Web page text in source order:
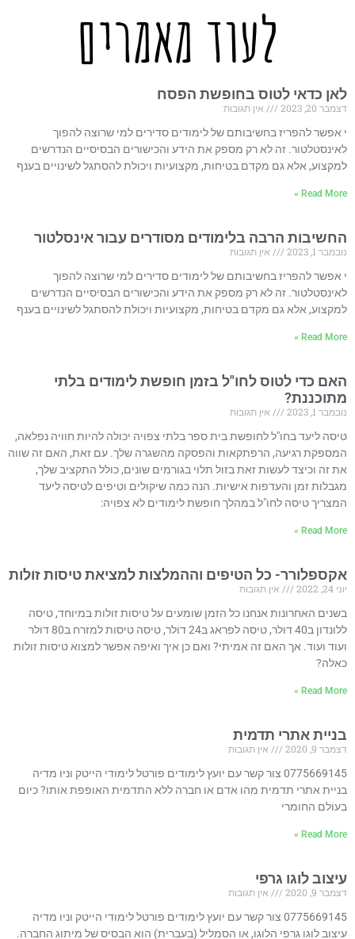
לעוד מאמרים
לאן כדאי לטוס בחופשת הפסח
דצמבר 20, 2023
אין תגובות
י אפשר להפריז בחשיבותם של לימודים סדירים למי שרוצה להפוך
לאינסטלטור. זה לא רק מספק את הידע והכישורים הבסיסיים הנדרשים
למקצוע, אלא גם מקדם בטיחות, מקצועיות ויכולת להסתגל לשינויים בענף
Read More »
החשיבות הרבה בלימודים מסודרים עבור אינסלטור
נובמבר 1, 2023
אין תגובות
י אפשר להפריז בחשיבותם של לימודים סדירים למי שרוצה להפוך
לאינסטלטור. זה לא רק מספק את הידע והכישורים הבסיסיים הנדרשים
למקצוע, אלא גם מקדם בטיחות, מקצועיות ויכולת להסתגל לשינויים בענף
Read More »
האם כדי לטוס לחו"ל בזמן חופשת לימודים בלתי
מתוכננת?
נובמבר 1, 2023
אין תגובות
טיסה ליעד בחו"ל לחופשת בית ספר בלתי צפויה יכולה להיות חוויה נפלאה,
המספקת רגיעה, הרפתקאות והפסקה מהשגרה שלך. עם זאת, האם זה שווה
את זה וכיצד לעשות זאת בזול תלוי בגורמים שונים, כולל התקציב שלך,
מגבלות זמן והעדפות אישיות. הנה כמה שיקולים וטיפים לטיסה ליעד
המצריך טיסה לחו"ל במהלך חופשת לימודים לא צפויה:
Read More »
אקספלורר- כל הטיפים וההמלצות למציאת טיסות זולות
יוני 24, 2022
אין תגובות
בשנים האחרונות אנחנו כל הזמן שומעים על טיסות זולות במיוחד, טיסה
ללונדון ב40 דולר, טיסה לפראג ב24 דולר, טיסה טיסות למזרח ב80 דולר
ועוד ועוד. אך האם זה אמיתי? ואם כן איך ואיפה אפשר למצוא טיסות זולות
כאלה?
Read More »
בניית אתרי תדמית
דצמבר 9, 2020
אין תגובות
0775669145 צור קשר עם יועץ לימודים פורטל לימודי הייטק וניו מדיה
בניית אתרי תדמית מהו אדם או חברה ללא התדמית האופפת אותו? כיום
בעולם החומרי
Read More »
עיצוב לוגו גרפי
דצמבר 9, 2020
אין תגובות
0775669145 צור קשר עם יועץ לימודים פורטל לימודי הייטק וניו מדיה
עיצוב לוגו גרפי הלוגו, או הסמליל (בעברית) הוא הבסיס של מיתוג החברה.